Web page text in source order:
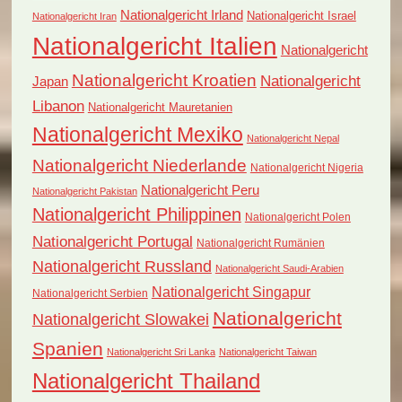
Nationalgericht Iran Nationalgericht Irland Nationalgericht Israel
Nationalgericht Italien Nationalgericht
Japan Nationalgericht Kroatien Nationalgericht
Libanon Nationalgericht Mauretanien
Nationalgericht Mexiko Nationalgericht Nepal
Nationalgericht Niederlande Nationalgericht Nigeria
Nationalgericht Pakistan Nationalgericht Peru
Nationalgericht Philippinen Nationalgericht Polen
Nationalgericht Portugal Nationalgericht Rumänien
Nationalgericht Russland Nationalgericht Saudi-Arabien
Nationalgericht Serbien Nationalgericht Singapur
Nationalgericht Slowakei Nationalgericht
Spanien Nationalgericht Sri Lanka Nationalgericht Taiwan
Nationalgericht Thailand